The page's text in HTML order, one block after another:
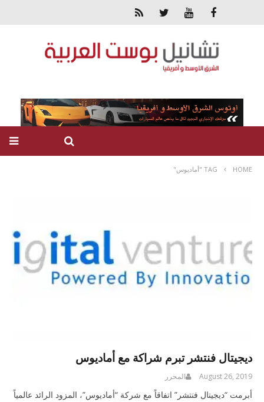
HOME TAG "أماديوس"
ديجيتال فنتشر تبرم شراكة مع أماديوس
August 26, 2019 المحرر
أبرمت “ديجيتال فنتشر” اتفاقاً مع شركة “أماديوس”، المزود الرائد عالمياً